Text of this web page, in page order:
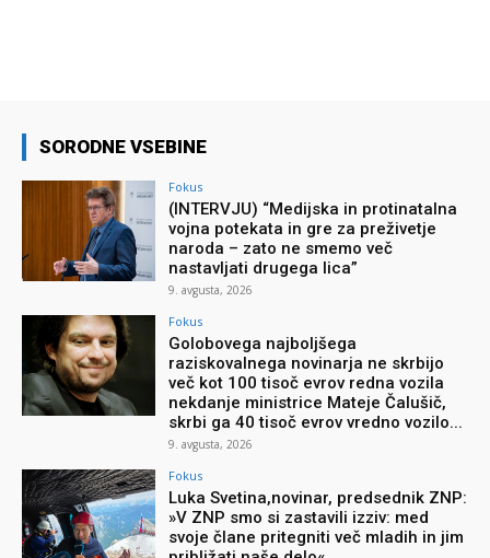
SORODNE VSEBINE
Fokus
(INTERVJU) “Medijska in protinatalna
vojna potekata in gre za preživetje
naroda – zato ne smemo več
nastavljati drugega lica”
9. avgusta, 2026
Fokus
Golobovega najboljšega
raziskovalnega novinarja ne skrbijo
več kot 100 tisoč evrov redna vozila
nekdanje ministrice Mateje Čalušič,
skrbi ga 40 tisoč evrov vredno vozilo...
9. avgusta, 2026
Fokus
Luka Svetina,novinar, predsednik ZNP:
»V ZNP smo si zastavili izziv: med
svoje člane pritegniti več mladih in jim